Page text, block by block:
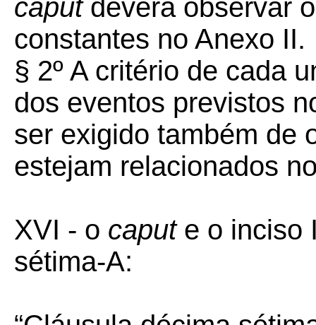
caputdeverá observar
constantes no Anexo II.
§ 2º A critério de cada
dos eventos previstos
ser exigido também de
estejam relacionados
XVI - o caput e o inciso
sétima-A: